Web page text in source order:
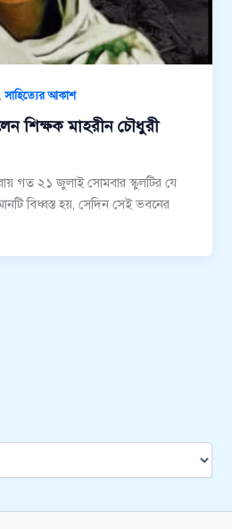
সাহিত্যের আকাশ
শিক্ষক মাহরীন চৌধুরী
গত ২১ জুলাই সোমবার স্কুলটির যে
বিধ্বস্ত হয়, সেদিন সেই ভবনের